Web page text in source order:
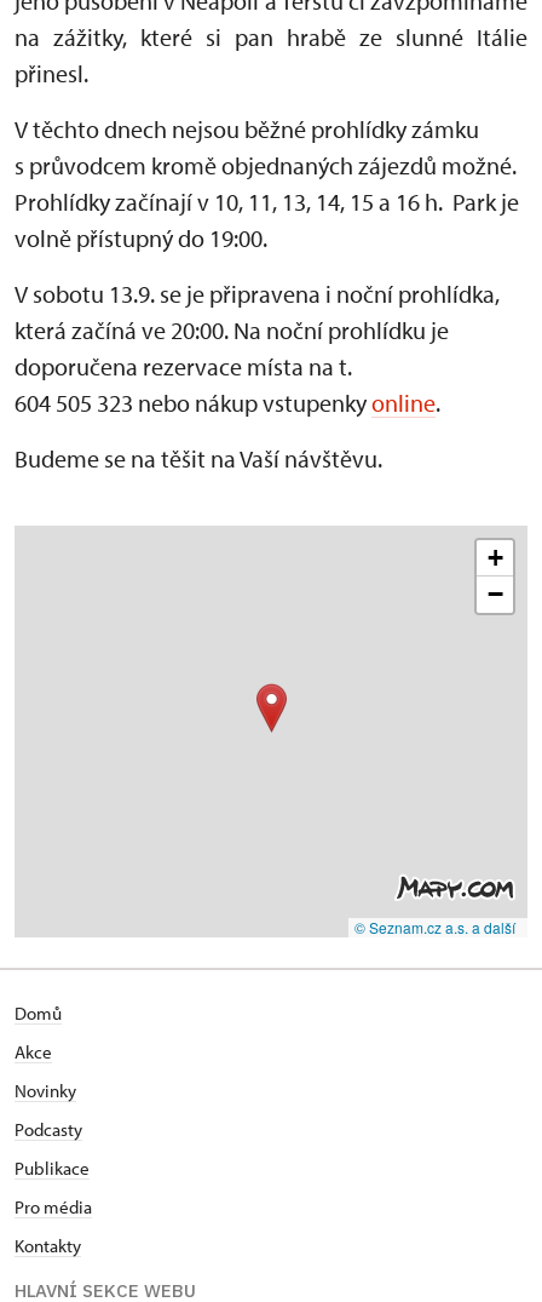
na zážitky, které si pan hrabě ze slunné Itálie
přinesl.
V těchto dnech nejsou běžné prohlídky zámku
s průvodcem kromě objednaných zájezdů možné.
Prohlídky začínají v 10, 11, 13, 14, 15 a 16 h. Park je
volně přístupný do 19:00.
V sobotu 13.9. se je připravena i noční prohlídka,
která začíná ve 20:00. Na noční prohlídku je
doporučena rezervace místa na t.
604 505 323 nebo nákup vstupenkyonline.
Budeme se na těšit na Vaší návštěvu.
+
−
© Seznam.cz a.s. a další
Domů
Akce
Novinky
Podcasty
Publikace
Pro média
Kontakty
HLAVNÍ SEKCE WEBU